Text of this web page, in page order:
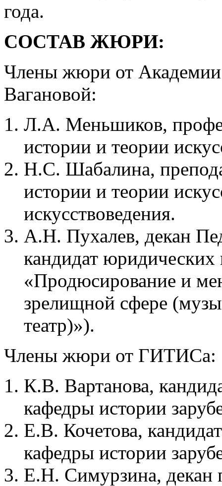
года.
СОСТАВ ЖЮРИ:
Члены жюри от Академии
Вагановой:
Л.А. Меньшиков,
истории и теории
Н.С. Шабалина,
истории и теории
искусствоведения.
А.Н. Пухалев, декан
кандидат
«Продюсирование и
зрелищной сфере
театр)»).
Члены жюри от ГИТИСа:
К.В. Вартанова,
кафедры истории
Е.В. Кочетова,
кафедры истории
Е.Н. Симурзина, декан